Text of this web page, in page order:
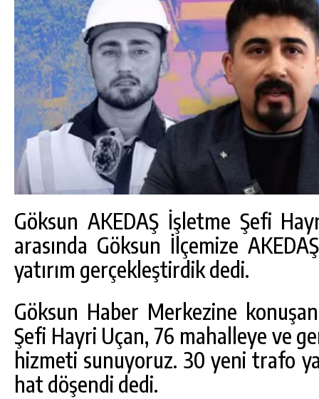
Göksun AKEDAŞ İşletme Şefi
arasında Göksun İlçemize
yatırım gerçekleştirdik dedi.
Göksun Haber Merkezine
Şefi Hayri Uçan, 76 mahalleye ve
hizmeti sunuyoruz. 30 yeni trafo
hat döşendi dedi.